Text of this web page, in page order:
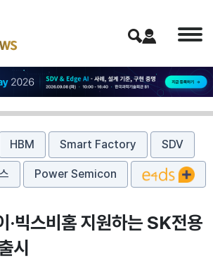
HBM Smart Factory SDV
Power Semicon
·빅스비홈 지원하는 SK전용
시